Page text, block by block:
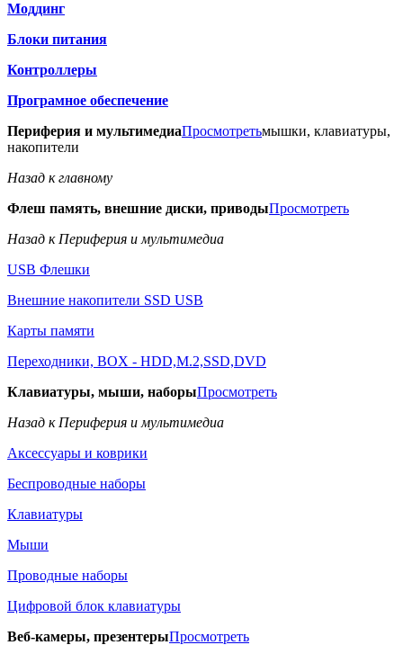
Моддинг
Блоки питания
Контроллеры
Програмное обеспечение
Периферия и мультимедиаПросмотретьмышки, клавиатуры,
накопители
Назад к главному
Флеш память, внешние диски, приводыПросмотреть
Назад к Периферия и мультимедиа
USB Флешки
Внешние накопители SSD USB
Карты памяти
Переходники, BOX - HDD,M.2,SSD,DVD
Клавиатуры, мыши, наборыПросмотреть
Назад к Периферия и мультимедиа
Аксессуары и коврики
Беспроводные наборы
Клавиатуры
Мыши
Проводные наборы
Цифровой блок клавиатуры
Веб-камеры, презентерыПросмотреть